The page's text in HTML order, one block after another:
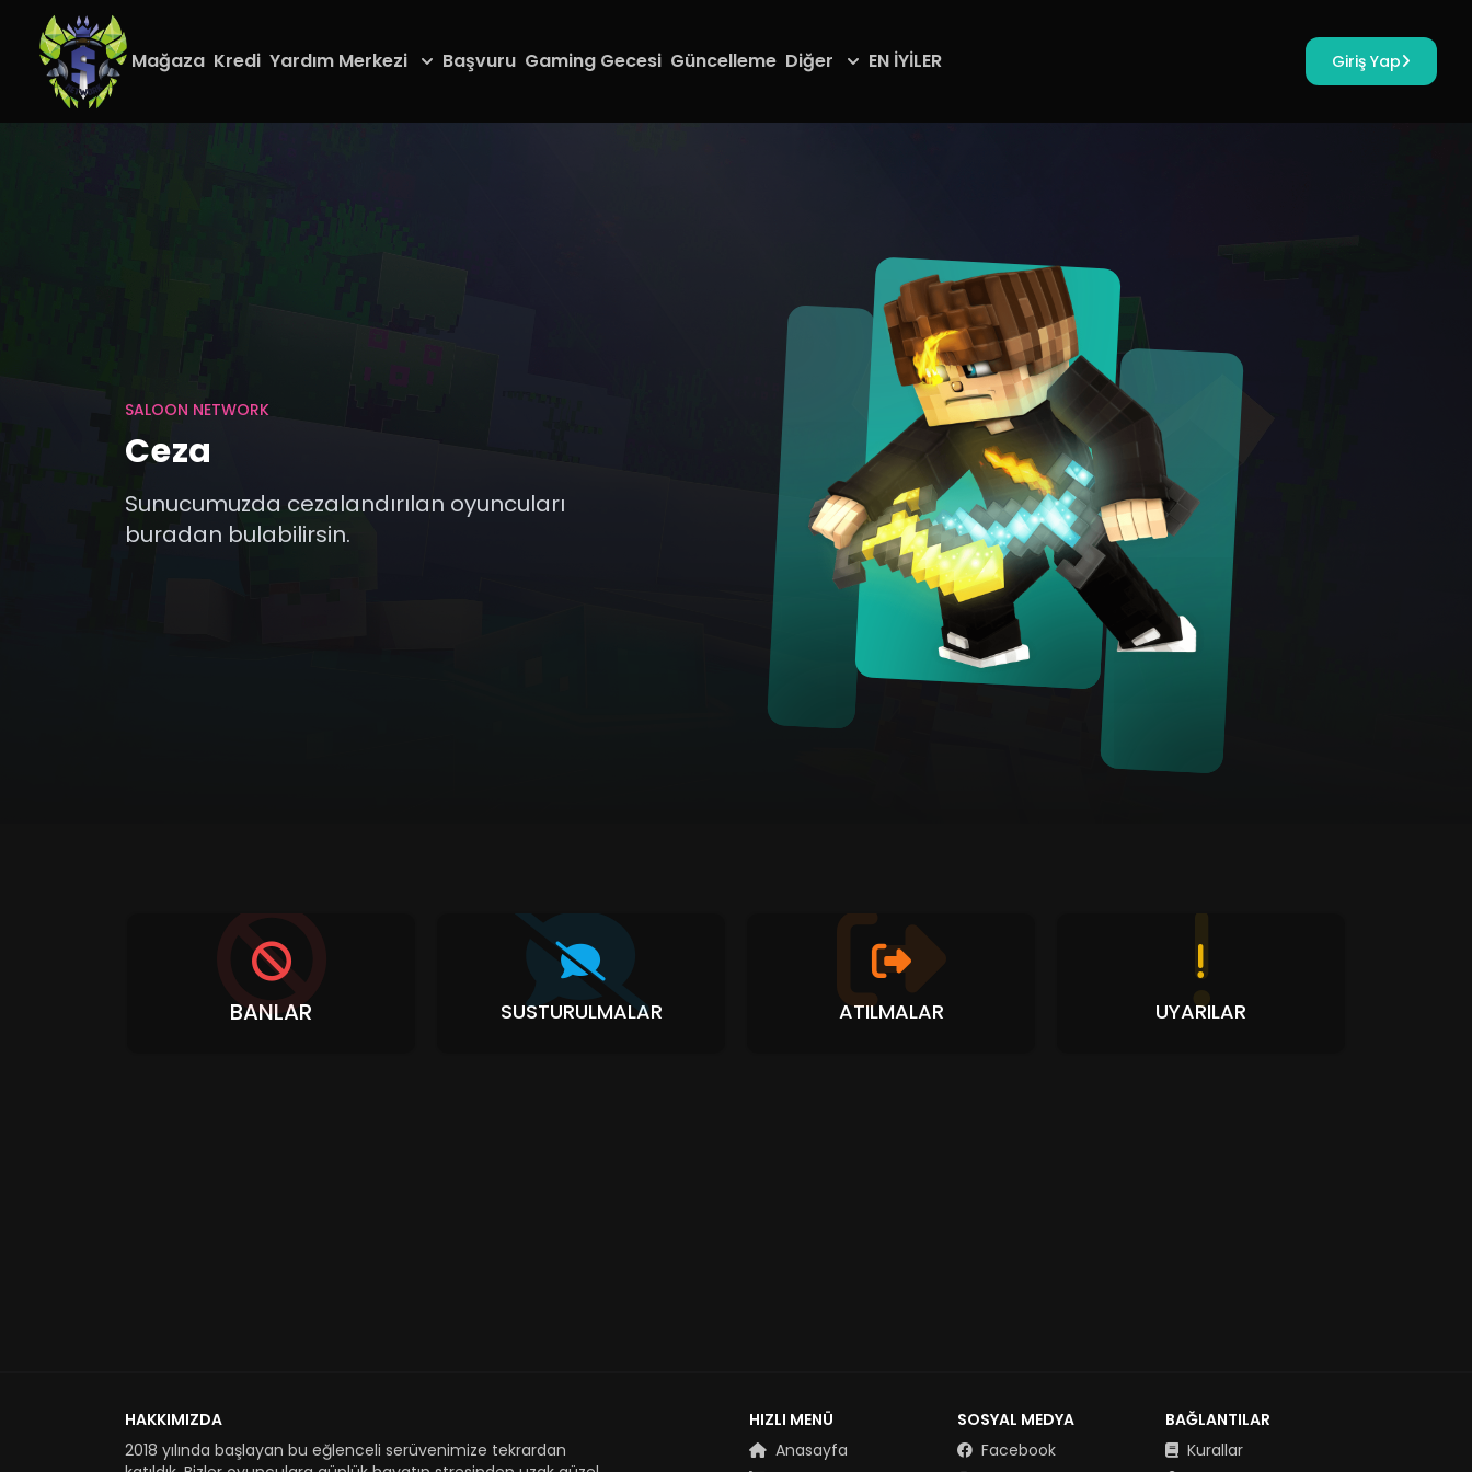
Mağaza Kredi Yardım Merkezi Başvuru Gaming Gecesi Güncelleme Diğer EN İYİLER Giriş Yap
SALOON NETWORK
Ceza
Sunucumuzda cezalandırılan oyuncuları
buradan bulabilirsin.
BANLAR SUSTURULMALAR ATILMALAR UYARILAR
HAKKIMIZDA
2018 yılında başlayan bu eğlenceli serüvenimize tekrardan
HIZLI MENÜ
Anasayfa
SOSYAL MEDYA
Facebook
BAĞLANTILAR
Kurallar